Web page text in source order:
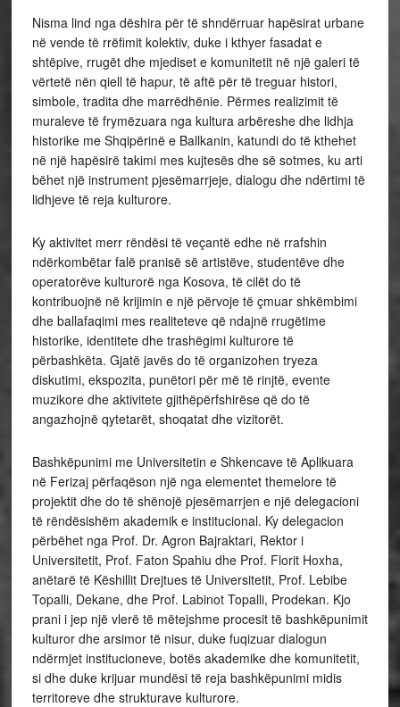
Nisma lind nga dëshira për të shndërruar hapësirat urbane
në vende të rrëfimit kolektiv, duke i kthyer fasadat e
shtëpive, rrugët dhe mjediset e komunitetit në një galeri të
vërtetë nën qiell të hapur, të aftë për të treguar histori,
simbole, tradita dhe marrëdhënie. Përmes realizimit të
muraleve të frymëzuara nga kultura arbëreshe dhe lidhja
historike me Shqipërinë e Ballkanin, katundi do të kthehet
në një hapësirë takimi mes kujtesës dhe së sotmes, ku arti
bëhet një instrument pjesëmarrjeje, dialogu dhe ndërtimi të
lidhjeve të reja kulturore.
Ky aktivitet merr rëndësi të veçantë edhe në rrafshin
ndërkombëtar falë pranisë së artistëve, studentëve dhe
operatorëve kulturorë nga Kosova, të cilët do të
kontribuojnë në krijimin e një përvoje të çmuar shkëmbimi
dhe ballafaqimi mes realiteteve që ndajnë rrugëtime
historike, identitete dhe trashëgimi kulturore të
përbashkëta. Gjatë javës do të organizohen tryeza
diskutimi, ekspozita, punëtori për më të rinjtë, evente
muzikore dhe aktivitete gjithëpërfshirëse që do të
angazhojnë qytetarët, shoqatat dhe vizitorët.
Bashkëpunimi me Universitetin e Shkencave të Aplikuara
në Ferizaj përfaqëson një nga elementet themelore të
projektit dhe do të shënojë pjesëmarrjen e një delegacioni
të rëndësishëm akademik e institucional. Ky delegacion
përbëhet nga Prof. Dr. Agron Bajraktari, Rektor i
Universitetit, Prof. Faton Spahiu dhe Prof. Florit Hoxha,
anëtarë të Këshillit Drejtues të Universitetit, Prof. Lebibe
Topalli, Dekane, dhe Prof. Labinot Topalli, Prodekan. Kjo
prani i jep një vlerë të mëtejshme procesit të bashkëpunimit
kulturor dhe arsimor të nisur, duke fuqizuar dialogun
ndërmjet institucioneve, botës akademike dhe komunitetit,
si dhe duke krijuar mundësi të reja bashkëpunimi midis
territoreve dhe strukturave kulturore.